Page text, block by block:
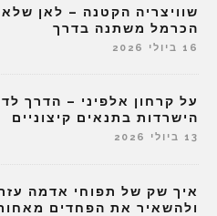
שוויצריה הקטנה – לאן
הכרמל משתנה בדרך
16 ביולי 2026
על קרחון אלפיני – הדרך
הישרדות בתנאים קיצוניים
13 ביולי 2026
איך שק של תפוחי אדמה
ולהשאיר את הפחדים